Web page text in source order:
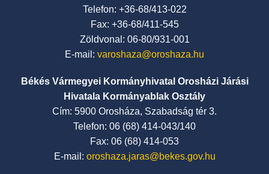
Telefon: +36-68/413-022
Fax: +36-68/411-545
Zöldvonal: 06-80/931-001
E-mail: varoshaza@oroshaza.hu
Békés Vármegyei Kormányhivatal Orosházi Járási
Hivatala Kormányablak Osztály
Cím: 5900 Orosháza, Szabadság tér 3.
Telefon: 06 (68) 414-043/140
Fax: 06 (68) 414-053
E-mail: oroshaza.jaras@bekes.gov.hu